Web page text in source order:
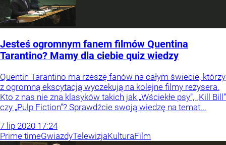
Jesteś ogromnym fanem filmów Quentina
Tarantino? Mamy dla ciebie quiz wiedzy
Quentin Tarantino ma rzeszę fanów na całym świecie, którzy
z ogromną ekscytacją wyczekują na kolejne filmy reżysera.
Kto z nas nie zna klasyków takich jak „Wściekłe psy”, „Kill Bill”
czy „Pulp Fiction”? Sprawdźcie swoją wiedzę na temat...
7 lip 2020 17:24
Prime timeGwiazdyTelewizjaKulturaFilm